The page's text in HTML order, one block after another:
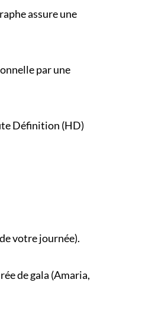
assure une
par une
Définition (HD)
votre journée).
de gala (Amaria,